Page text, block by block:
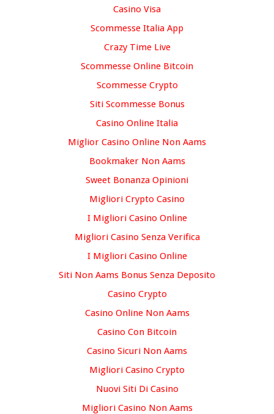
Casino Visa
Scommesse Italia App
Crazy Time Live
Scommesse Online Bitcoin
Scommesse Crypto
Siti Scommesse Bonus
Casino Online Italia
Miglior Casino Online Non Aams
Bookmaker Non Aams
Sweet Bonanza Opinioni
Migliori Crypto Casino
I Migliori Casino Online
Migliori Casino Senza Verifica
I Migliori Casino Online
Siti Non Aams Bonus Senza Deposito
Casino Crypto
Casino Online Non Aams
Casino Con Bitcoin
Casino Sicuri Non Aams
Migliori Casino Crypto
Nuovi Siti Di Casino
Migliori Casino Non Aams